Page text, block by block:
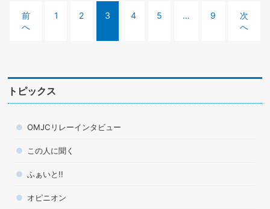
前
へ
1 2 3 4 5 … 9
次
へ
トピックス
OMJCリレーインタビュー
この人に聞く
ふぁいと!!
オピニオン